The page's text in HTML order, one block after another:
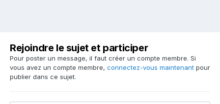
Rejoindre le sujet et participer
Pour poster un message, il faut créer un compte membre. Si
vous avez un compte membre, connectez-vous maintenant pour
publier dans ce sujet.